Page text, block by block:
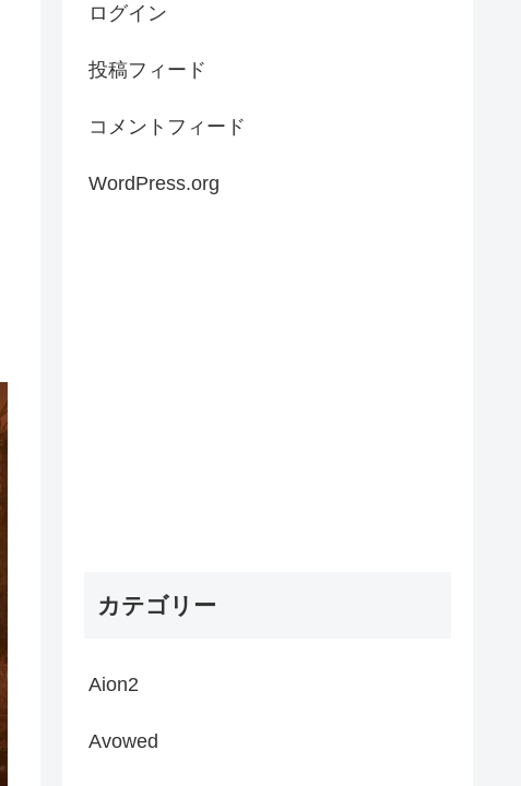
ログイン
投稿フィード
コメントフィード
WordPress.org
カテゴリー
Aion2
Avowed